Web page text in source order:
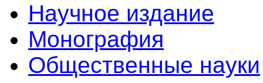
Научное издание
Монография
Общественные науки